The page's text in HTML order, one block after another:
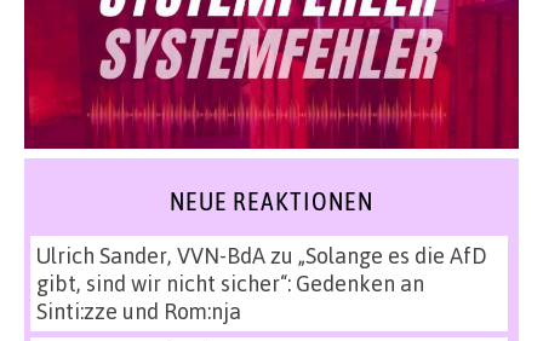
NEUE REAKTIONEN
Ulrich Sander, VVN-BdAzu „Solange es die AfD
gibt, sind wir nicht sicher“: Gedenken an
Sinti:zze und Rom:nja